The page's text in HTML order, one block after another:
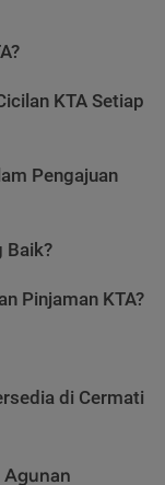
KTA Setiap
Pengajuan
Baik?
Pinjaman KTA?
di Cermati
Agunan